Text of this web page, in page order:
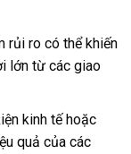
rủi ro có thể khiến
lớn từ các giao
kinh tế hoặc
quả của các